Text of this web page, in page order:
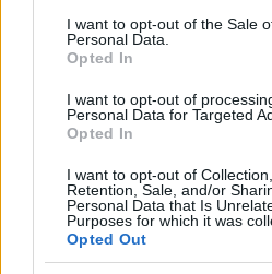
I want to opt-out of the Sale
Personal Data.
Opted In
I want to opt-out of
Personal Data for Targeted
Opted In
I want to opt-out of
Retention, Sale, and/or
Personal Data that Is
Purposes for which it was
Opted Out
limitato
. Il rischio, come
rapporto, è che dopo la
europei si verifichi un
Ed è qui che emerge il vero
non riesce a garantire
cittadini continua
potere enorme, spesso